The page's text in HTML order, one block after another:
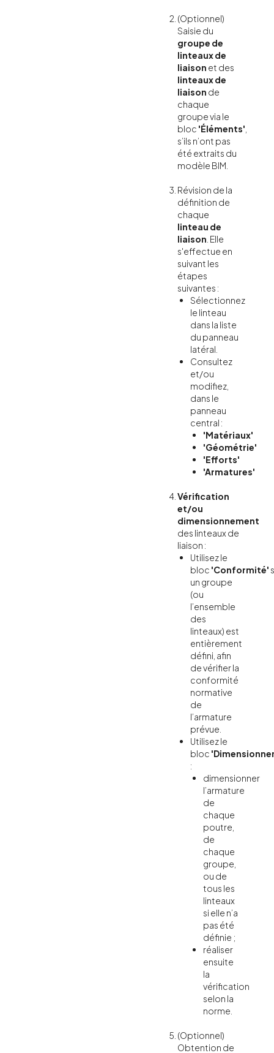
(Optionnel)
Saisie du
groupe de
linteaux de
liaison et des
linteaux de
liaison de
chaque
groupe via le
bloc 'Éléments'
s’ils n’ont pas
été extraits du
modèle BIM.
Révision de la
définition de
chaque
linteau de
liaison . Elle
s'effectue en
suivant les
étapes
suivantes :
Sélectionnez
le linteau
dans la liste
du panneau
latéral.
Consultez
et/ou
modifiez,
dans le
panneau
central :
'Matériaux'
'Géométrie'
'Efforts'
'Armatures'
Vérification
et/ou
dimensionnement
des linteaux de
liaison :
Utilisez le
bloc 'Conformité'
un groupe
(ou
l’ensemble
des
linteaux) est
entièrement
défini, afin
de vérifier la
conformité
normative
de
l’armature
prévue.
Utilisez le
bloc
:
dimensionner
l’armature
de
chaque
poutre,
de
chaque
groupe,
ou de
tous les
linteaux
si elle n’a
pas été
définie ;
réaliser
ensuite
la
vérification
selon la
norme.
(Optionnel)
Obtention de